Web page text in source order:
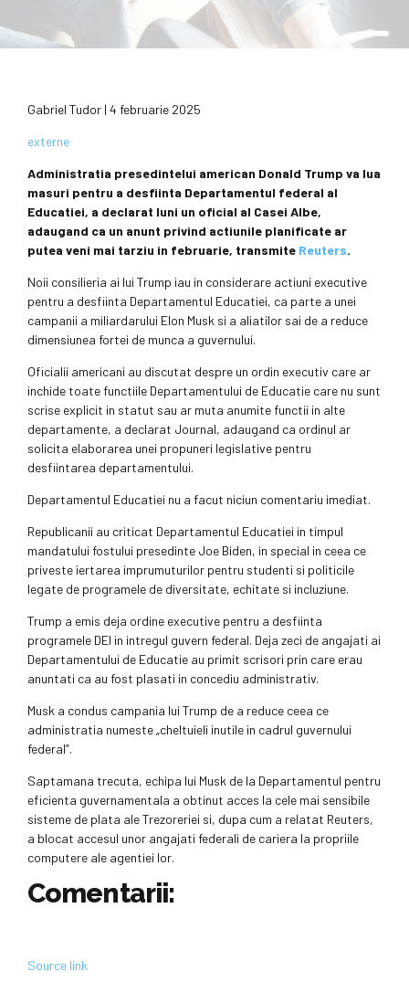
Gabriel Tudor | 4 februarie 2025
externe
Administratia presedintelui american Donald Trump va lua
masuri pentru a desfiinta Departamentul federal al
Educatiei, a declarat luni un oficial al Casei Albe,
adaugand ca un anunt privind actiunile planificate ar
putea veni mai tarziu in februarie, transmite Reuters.
Noii consilieria ai lui Trump iau in considerare actiuni executive
pentru a desfiinta Departamentul Educatiei, ca parte a unei
campanii a miliardarului Elon Musk si a aliatilor sai de a reduce
dimensiunea fortei de munca a guvernului.
Oficialii americani au discutat despre un ordin executiv care ar
inchide toate functiile Departamentului de Educatie care nu sunt
scrise explicit in statut sau ar muta anumite functii in alte
departamente, a declarat Journal, adaugand ca ordinul ar
solicita elaborarea unei propuneri legislative pentru
desfiintarea departamentului.
Departamentul Educatiei nu a facut niciun comentariu imediat.
Republicanii au criticat Departamentul Educatiei in timpul
mandatului fostului presedinte Joe Biden, in special in ceea ce
priveste iertarea imprumuturilor pentru studenti si politicile
legate de programele de diversitate, echitate si incluziune.
Trump a emis deja ordine executive pentru a desfiinta
programele DEI in intregul guvern federal. Deja zeci de angajati ai
Departamentului de Educatie au primit scrisori prin care erau
anuntati ca au fost plasati in concediu administrativ.
Musk a condus campania lui Trump de a reduce ceea ce
administratia numeste „cheltuieli inutile in cadrul guvernului
federal”.
Saptamana trecuta, echipa lui Musk de la Departamentul pentru
eficienta guvernamentala a obtinut acces la cele mai sensibile
sisteme de plata ale Trezoreriei si, dupa cum a relatat Reuters,
a blocat accesul unor angajati federali de cariera la propriile
computere ale agentiei lor.
Comentarii:
Source link